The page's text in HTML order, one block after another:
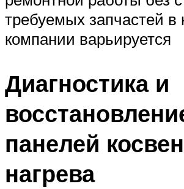
требуемых запчастей в
компании варьируется
Диагностика и
панелей
нагрева